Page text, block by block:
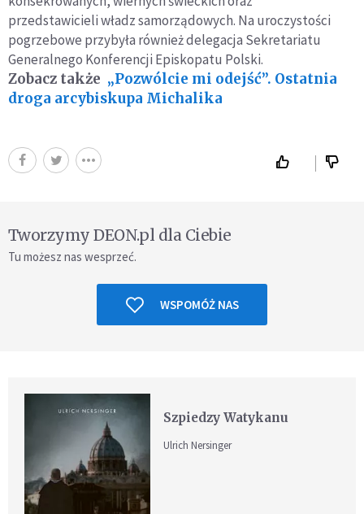
przedstawicieli władz samorządowych. Na uroczystości
pogrzebowe przybyła również delegacja Sekretariatu
Generalnego Konferencji Episkopatu Polski.
Zobacz także „Pozwólcie mi odejść”. Ostatnia
droga arcybiskupa Michalika
Tworzymy DEON.pl dla Ciebie
Tu możesz nas wesprzeć.
WSPOMÓŻ NAS
Szpiedzy Watykanu
Ulrich Nersinger